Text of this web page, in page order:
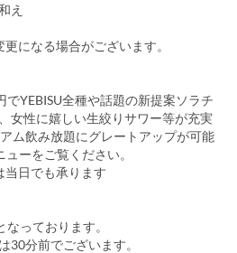
え
になる場合がございます。
YEBISU全種や話題の新提案ソラチ
女性に嬉しい生絞りサワー等が充実
ム飲み放題にグレートアップが可能
ーをご覧ください。
当日でも承ります
っております。
30分前でございます。